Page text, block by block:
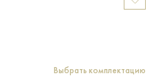
Выбрать комплектацию